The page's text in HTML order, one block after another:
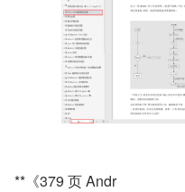
**《379 页 Andr